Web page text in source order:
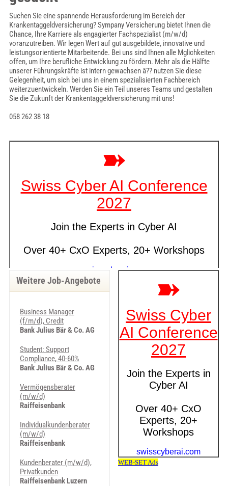
Suchen Sie eine spannende Herausforderung im Bereich der
Krankentaggeldversicherung? Sympany Versicherung bietet Ihnen die
Chance, Ihre Karriere als engagierter Fachspezialist (m/w/d)
voranzutreiben. Wir legen Wert auf gut ausgebildete, innovative und
leistungsorientierte Mitarbeitende. Bei uns sind Ihnen alle Mglichkeiten
offen, um Ihre berufliche Entwicklung zu fördern. Mehr als die Hälfte
unserer Führungskräfte ist intern gewachsen â?? nutzen Sie diese
Gelegenheit, um sich bei uns in einem spezialisierten Fachbereich
weiterzuentwickeln. Werden Sie ein Teil unseres Teams und gestalten
Sie die Zukunft der Krankentaggeldversicherung mit uns!
058 262 38 18
Weitere Job-Angebote
Business Manager
(f/m/d), Credit
Bank Julius Bär & Co. AG
Student: Support
Compliance, 40-60%
Bank Julius Bär & Co. AG
Vermögensberater
(m/w/d)
Raiffeisenbank
Individualkundenberater
(m/w/d)
Raiffeisenbank
Kundenberater (m/w/d),
Privatkunden
Raiffeisenbank Luzern